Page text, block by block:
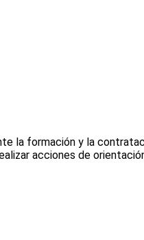
la formación y la
acciones de